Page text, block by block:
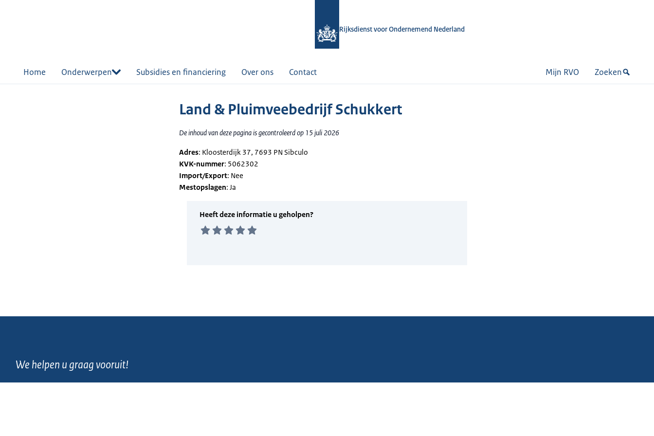
Rijksdienst voor Ondernemend Nederland
Home Onderwerpen Subsidies en financiering Over ons Contact Mijn RVO Zoeken
Land & Pluimveebedrijf Schukkert
De inhoud van deze pagina is gecontroleerd op 15 juli 2026
Adres: Kloosterdijk 37, 7693 PN Sibculo
KVK-nummer: 5062302
Import/Export: Nee
Mestopslagen: Ja
We helpen u graag vooruit!